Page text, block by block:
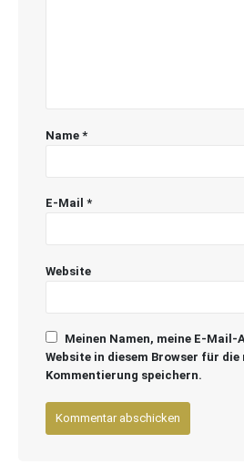
Name *
E-Mail *
Website
Meinen Namen, meine E-Mail-
Website in diesem Browser für die
Kommentierung speichern.